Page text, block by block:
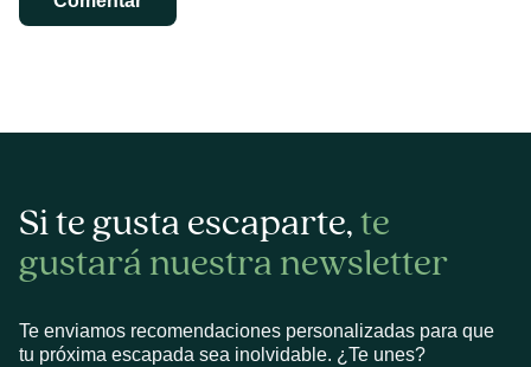
Si te gusta escaparte,te
gustará nuestra newsletter
Te enviamos recomendaciones personalizadas para que
tu próxima escapada sea inolvidable. ¿Te unes?